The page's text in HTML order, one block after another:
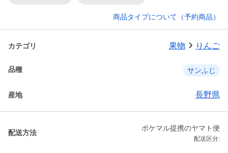
商品タイプについて（予約商品）
カテゴリ 果物 りんご
品種 サンふじ
産地 長野県
配送方法
ポケマル提携のヤマト便
配送区分: